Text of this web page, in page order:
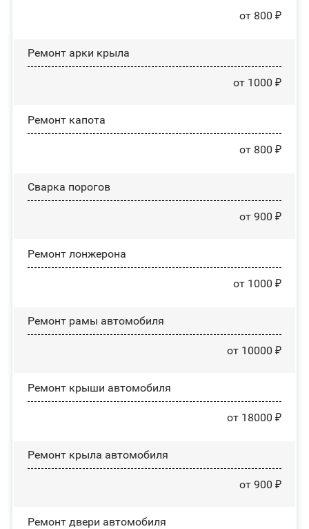
от 800 ₽
Ремонт арки крыла
от 1000 ₽
Ремонт капота
от 800 ₽
Сварка порогов
от 900 ₽
Ремонт лонжерона
от 1000 ₽
Ремонт рамы автомобиля
от 10000 ₽
Ремонт крыши автомобиля
от 18000 ₽
Ремонт крыла автомобиля
от 900 ₽
Ремонт двери автомобиля